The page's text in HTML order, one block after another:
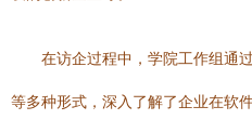
在访企过程中，学院工作组通
等多种形式，深入了解了企业在软